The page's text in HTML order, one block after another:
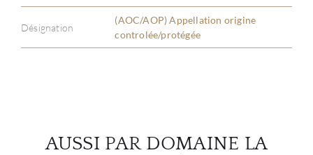
Désignation
(AOC/AOP) Appellation origine
controlée/protégée
AUSSI PAR DOMAINE LA